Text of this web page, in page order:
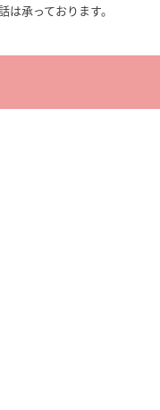
は承っております。